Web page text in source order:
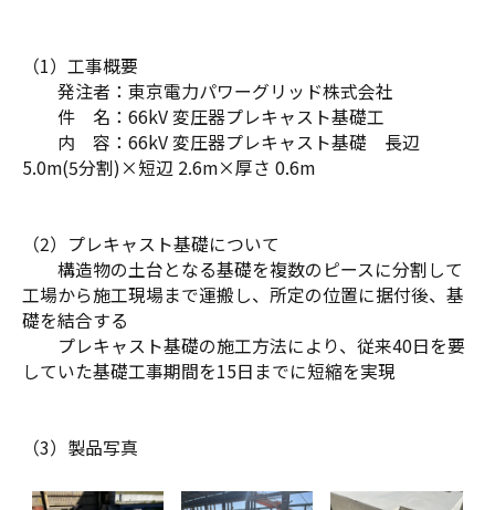
（1）工事概要
発注者：東京電力パワーグリッド株式会社
件 名：66kV 変圧器プレキャスト基礎工
内 容：66kV 変圧器プレキャスト基礎 長辺
5.0m(5分割)×短辺 2.6m×厚さ 0.6m
（2）プレキャスト基礎について
構造物の土台となる基礎を複数のピースに分割して
工場から施工現場まで運搬し、所定の位置に据付後、基
礎を結合する
プレキャスト基礎の施工方法により、従来40日を要
していた基礎工事期間を15日までに短縮を実現
（3）製品写真